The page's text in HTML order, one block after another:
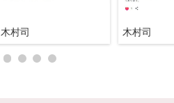
木村司 木村司